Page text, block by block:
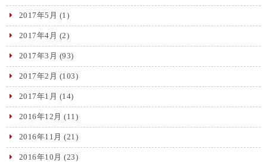
2017年5月 (1)
2017年4月 (2)
2017年3月 (93)
2017年2月 (103)
2017年1月 (14)
2016年12月 (11)
2016年11月 (21)
2016年10月 (23)